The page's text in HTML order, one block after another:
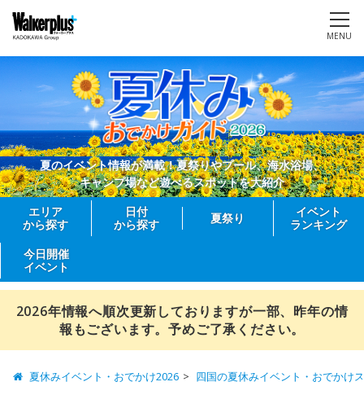
MENU
夏のイベント情報が満載！夏祭りやプール、海水浴場、
キャンプ場など遊べるスポットを大紹介
エリア
から探す
日付
から探す
夏祭り
イベント
ランキング
今日開催
イベント
2026年情報へ順次更新しておりますが一部、昨年の情
報もございます。予めご了承ください。
夏休みイベント・おでかけ2026 四国の夏休みイベント・おでかけ